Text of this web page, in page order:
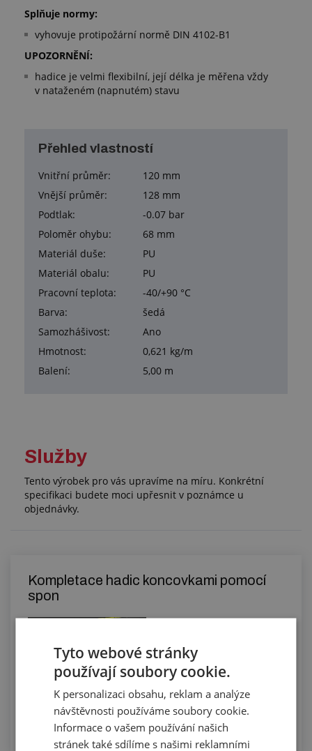
Splňuje normy:
vyhovuje protipožární normě DIN 4102-B1
UPOZORNĚNÍ:
hadice je velmi flexibilní, její délka je měřena vždy
v nataženém (napnutém) stavu
Přehled vlastností
Vnitřní průměr:
120 mm
Vnější průměr:
128 mm
Podtlak:
-0.07 bar
Poloměr ohybu:
68 mm
Materiál duše:
PU
Materiál obalu:
PU
Pracovní teplota:
-40/+90 °C
Barva:
šedá
Samozhášivost:
Ano
Hmotnost:
0,621 kg/m
Balení:
5,00 m
Služby
Tento výrobek pro vás upravíme na míru. Konkrétní
specifikaci budete moci upřesnit v poznámce u
objednávky.
Kompletace hadic koncovkami pomocí
spon
Tyto webové stránky
používají soubory cookie.
K personalizaci obsahu, reklam a analýze
návštěvnosti používáme soubory cookie.
Informace o vašem používání našich
stránek také sdílíme s našimi reklamními